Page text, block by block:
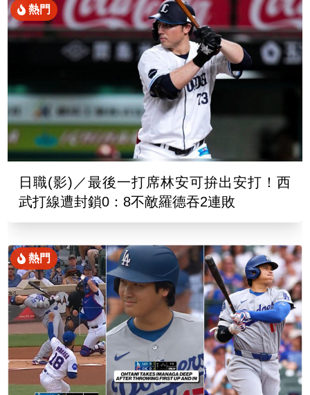
熱門
日職(影)／最後一打席林安可拚出安打！西
武打線遭封鎖0：8不敵羅德吞2連敗
熱門